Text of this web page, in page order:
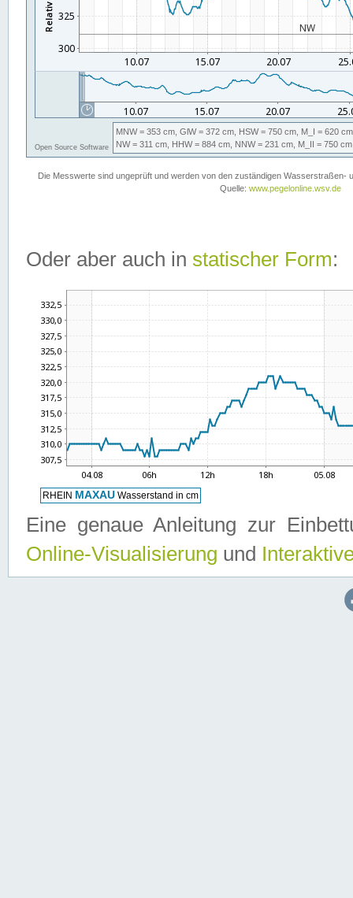
Oder aber auch in statischer Form:
Eine genaue Anleitung zur
Online-Visualisierung und